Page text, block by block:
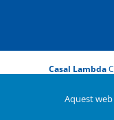
Casal Lambda
Aquest